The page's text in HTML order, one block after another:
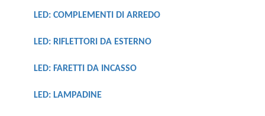
LED: COMPLEMENTI DI ARREDO
LED: RIFLETTORI DA ESTERNO
LED: FARETTI DA INCASSO
LED: LAMPADINE